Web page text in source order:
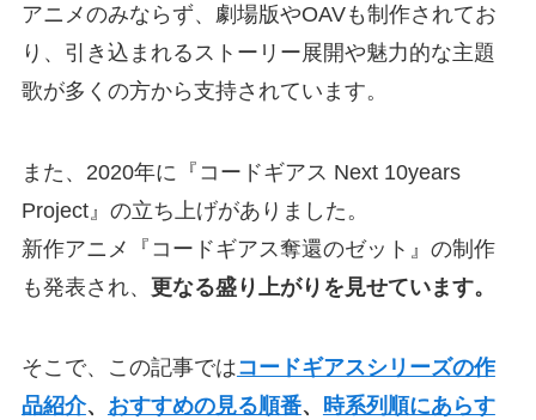
アニメのみならず、劇場版やOAVも制作されてお
り、引き込まれるストーリー展開や魅力的な主題
歌が多くの方から支持されています。
また、2020年に『コードギアス Next 10years
Project』の立ち上げがありました。
新作アニメ『コードギアス奪還のゼット』の制作
も発表され、 更なる盛り上がりを見せています。
そこで、この記事ではコードギアスシリーズの作
品紹介、 おすすめの見る順番、 時系列順にあらす